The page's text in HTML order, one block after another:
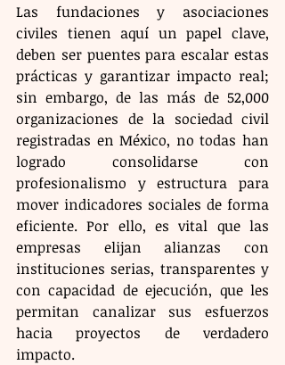
​Las fundaciones y asociaciones
civiles tienen aquí un papel clave,
deben ser puentes para escalar estas
prácticas y garantizar impacto real;
sin embargo, de las más de 52,000
organizaciones de la sociedad civil
registradas en México, no todas han
logrado consolidarse con
profesionalismo y estructura para
mover indicadores sociales de forma
eficiente. Por ello, es vital que las
empresas elijan alianzas con
instituciones serias, transparentes y
con capacidad de ejecución, que les
permitan canalizar sus esfuerzos
hacia proyectos de verdadero
impacto.